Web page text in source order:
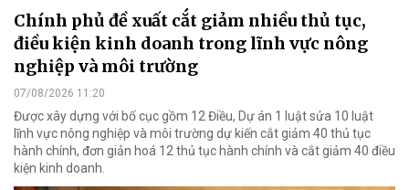
Chính phủ đề xuất cắt giảm nhiều thủ tục,
điều kiện kinh doanh trong lĩnh vực nông
nghiệp và môi trường
07/08/2026 11:20
Được xây dựng với bố cục gồm 12 Điều, Dự án 1 luật sửa 10 luật
lĩnh vực nông nghiệp và môi trường dự kiến cắt giảm 40 thủ tục
hành chính, đơn giản hoá 12 thủ tục hành chính và cắt giảm 40 điều
kiện kinh doanh.